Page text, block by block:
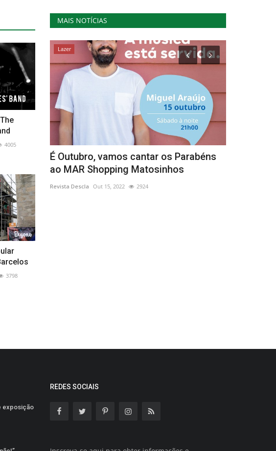
4005
3798
MAIS NOTÍCIAS
Lazer
É Outubro, vamos cantar os Parabéns
ao MAR Shopping Matosinhos
Revista Descla Out 15, 2022 2924
exposição
REDES SOCIAIS